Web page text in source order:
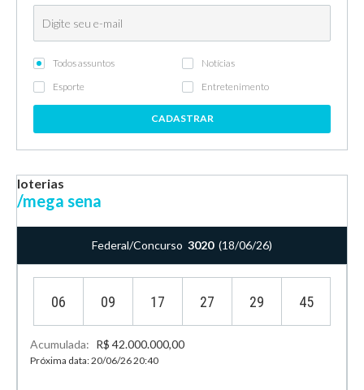
Todos assuntos
Notícias
Esporte
Entretenimento
CADASTRAR
loterias
/mega sena
Federal/Concurso 3020 (18/06/26)
06 09 17 27 29 45
Acumulada: R$ 42.000.000,00
Próxima data: 20/06/26 20:40